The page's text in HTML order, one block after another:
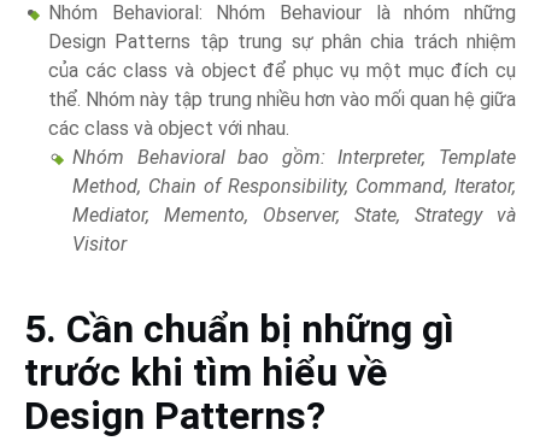
Nhóm Behavioral: Nhóm Behaviour là nhóm những
Design Patterns tập trung sự phân chia trách nhiệm
của các class và object để phục vụ một mục đích cụ
thể. Nhóm này tập trung nhiều hơn vào mối quan hệ giữa
các class và object với nhau.
Nhóm Behavioral bao gồm: Interpreter, Template
Method, Chain of Responsibility, Command, Iterator,
Mediator, Memento, Observer, State, Strategy và
Visitor
5. Cần chuẩn bị những gì
trước khi tìm hiểu về
Design Patterns?